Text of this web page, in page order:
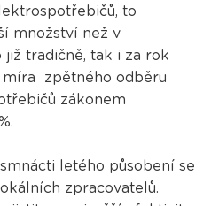
to
množství než v
tradičně, tak i za rok
míra zpětného odběru
zákonem
letého působení se
zpracovatelů.